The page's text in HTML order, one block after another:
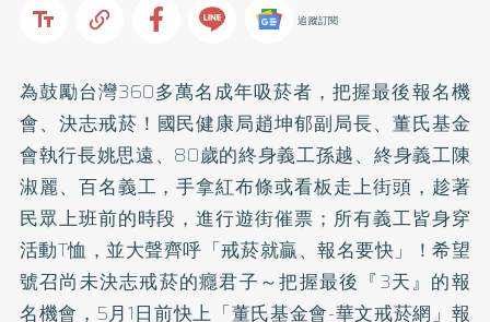
追蹤訂閱
為鼓勵台灣360多萬名成年吸菸者，把握最後報名機
會、決志戒菸 ！國民健康局趙坤郁副局長、董氏基金
會執行長姚思遠、80歲的終身義工孫越、終身義工陳
淑麗、百名義工，手拿紅布條或看板走上街頭，趁著
民眾上班前的時段，進行遊街催票；所有義工皆身穿
活動T恤，並大聲齊呼「戒菸就贏、報名要快」！希望
號召尚未決志戒菸的癮君子～把握最後『3天』的報
名機會，5月1日前快上「董氏基金會-華文戒菸網」報